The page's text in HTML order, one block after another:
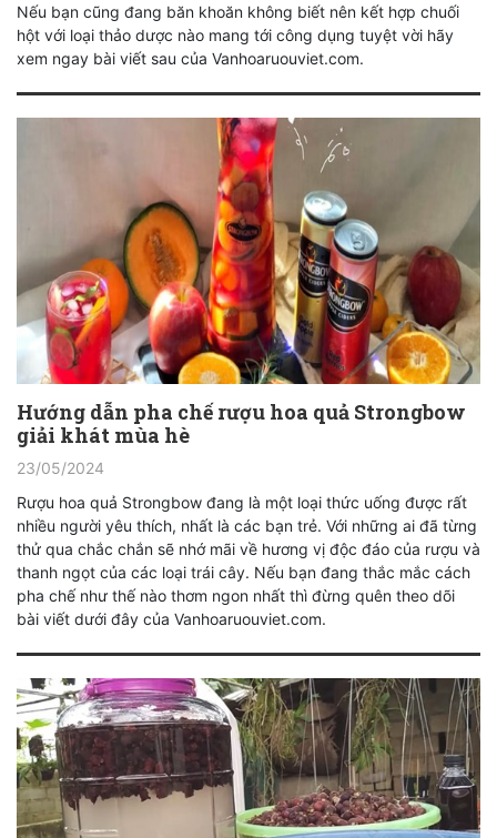
Nếu bạn cũng đang băn khoăn không biết nên kết hợp chuối
hột với loại thảo dược nào mang tới công dụng tuyệt vời hãy
xem ngay bài viết sau của Vanhoaruouviet.com.
Hướng dẫn pha chế rượu hoa quả Strongbow
giải khát mùa hè
23/05/2024
Rượu hoa quả Strongbow đang là một loại thức uống được rất
nhiều người yêu thích, nhất là các bạn trẻ. Với những ai đã từng
thử qua chắc chắn sẽ nhớ mãi về hương vị độc đáo của rượu và
thanh ngọt của các loại trái cây. Nếu bạn đang thắc mắc cách
pha chế như thế nào thơm ngon nhất thì đừng quên theo dõi
bài viết dưới đây của Vanhoaruouviet.com.